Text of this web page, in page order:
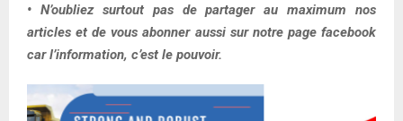
• N’oubliez surtout pas de partager au maximum nos
articles et de vous abonner aussi sur notre page facebook
car l’information, c’est le pouvoir.